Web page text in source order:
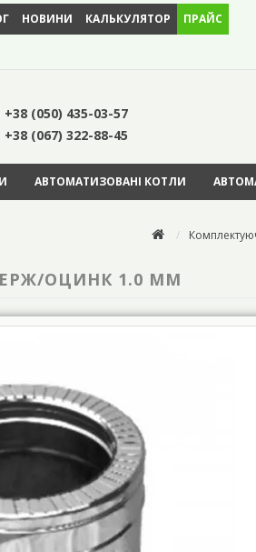
НОВИНИ КАЛЬКУЛЯТОР ПРАЙС
+38 (050) 435-03-57
+38 (067) 322-88-45
АВТОМАТИЗОВАНІ КОТЛИ
ОЦИНК 1.0 ММ